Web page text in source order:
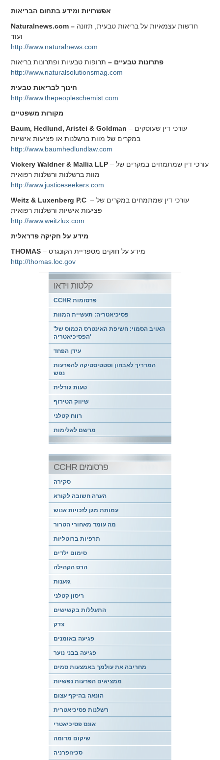
אפשרויות ומידע בתחום הבריאות
Naturalnews.com – חדשות עצמאיות על בריאות טבעית, תזונה
ועוד
http://www.naturalnews.com
פתרונות טבעיים – תרופות טבעיות ופתרונות בריאות
http://www.naturalsolutionsmag.com
חינוך לבריאות טבעית
http://www.thepeopleschemist.com
מקורות משפטיים
Baum, Hedlund, Aristei & Goldman– עורכי דין שעוסקים
במקרים של מוות ברשלנות או פציעות אישיות
http://www.baumhedlundlaw.com
Vickery Waldner & Mallia LLP– עורכי דין שמתמחים במקרים של
מוות ברשלנות ורשלנות רפואית
http://www.justiceseekers.com
Weitz & Luxenberg P.C – עורכי דין שמתמחים במקרים של
פציעות אישיות ורשלנות רפואית
http://www.weitzlux.com
מידע על חקיקה פדראלית
THOMAS
– מידע על חוקים מספריית הקונגרס
http://thomas.loc.gov
קלטות וידאו
CCHR פרסומות
פסיכיאטריה: תעשיית המוות
'האויב הסמוי: חשיפת האינטרס הכמוס של
הפסיכיאטריה'
עידן הפחד
המדריך לאבחון וסטטיסטיקה להפרעות
נפש
טעות גורלית
שיווק הטירוף
רווח קטלני
מרשם לאלימות
CCHR פרסומים
סקירה
הערה חשובה לקורא
עמותת מגן לזכויות אנוש
מה עומד מאחורי הטרור
תרפיות ברוטליות
סימום ילדים
הרס הקהילה
גזענות
ריסון קטלני
התעללות בקשישים
צדק
פגיעה באומנים
פגיעה בבני נוער
מחריבה את עולמך באמצעות סמים
ממציאים הפרעות נפשיות
הונאה בהיקף עצום
רשלנות פסיכיאטרית
אונס פסיכיאטרי
שיקום מדומה
סכיזופרניה